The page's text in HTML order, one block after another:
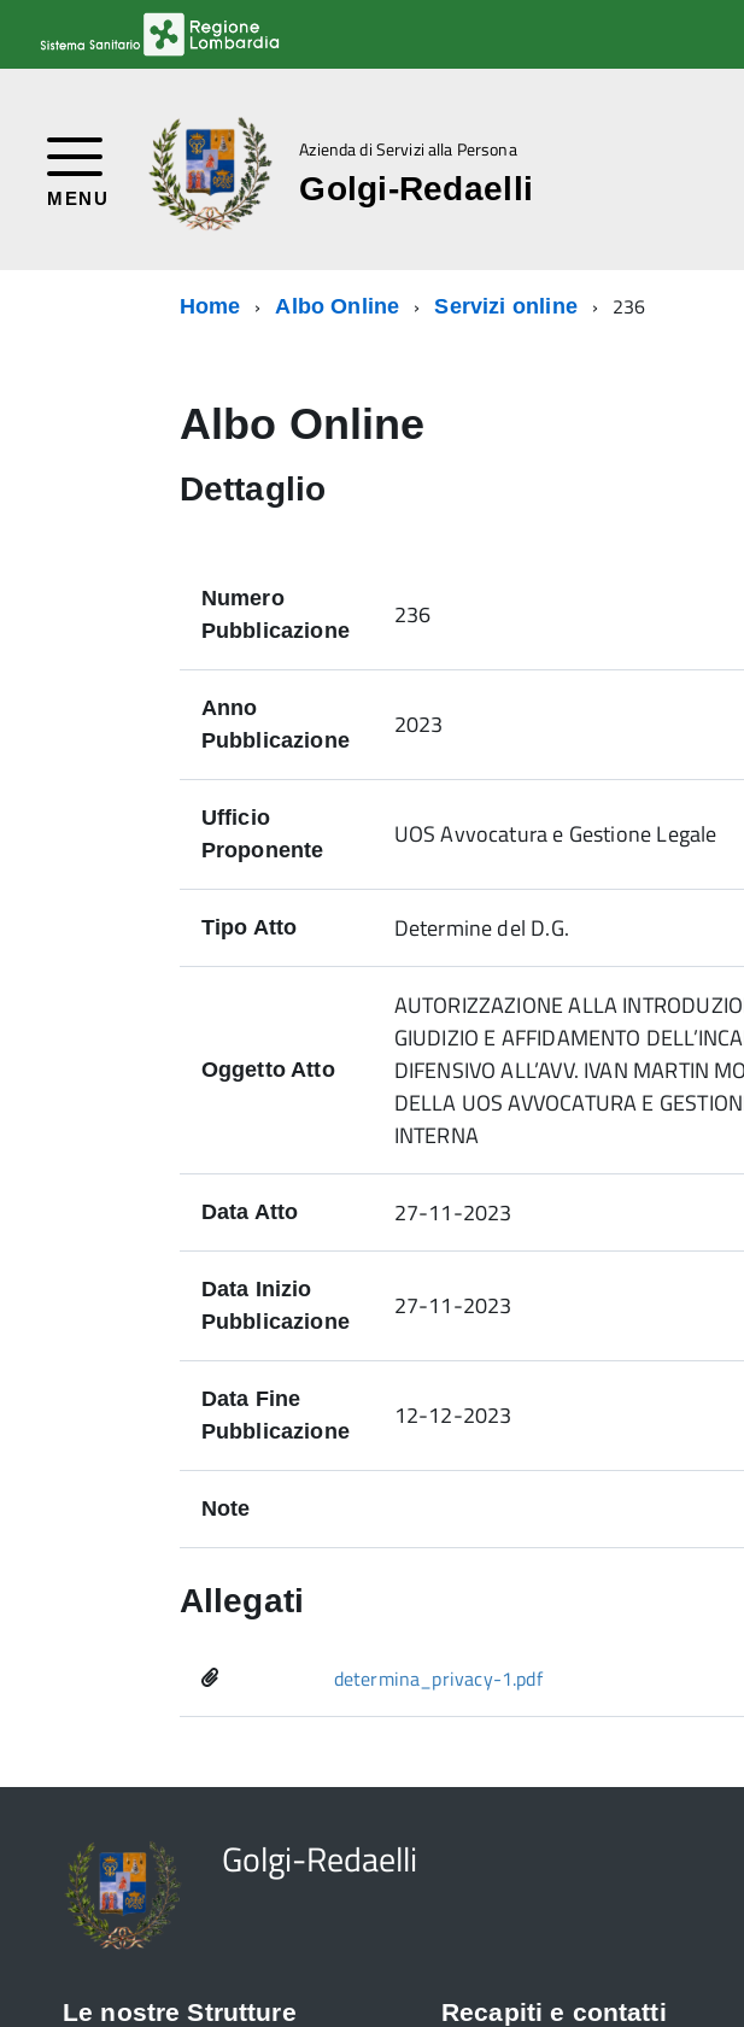
MENU
Azienda di Servizi alla Persona
Golgi-Redaelli
Home Albo Online Servizi online 236
Albo Online
Dettaglio
Numero
Pubblicazione
236
Anno
Pubblicazione
2023
Ufficio
Proponente
UOS Avvocatura e Gestione Legale
Tipo Atto Determine del D.G.
Oggetto Atto
AUTORIZZAZIONE ALLA
GIUDIZIO E AFFIDAMENTO
DIFENSIVO ALL’AVV. IVAN MARTIN
DELLA UOS AVVOCATURA E
INTERNA
Data Atto 27-11-2023
Data Inizio
Pubblicazione
27-11-2023
Data Fine
Pubblicazione
12-12-2023
Note
Allegati
determina_privacy-1.pdf
Golgi-Redaelli
Le nostre Strutture Recapiti e contatti